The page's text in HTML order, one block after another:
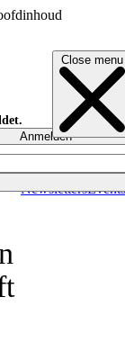
Close menu
NewslettersEvents
Anmelden